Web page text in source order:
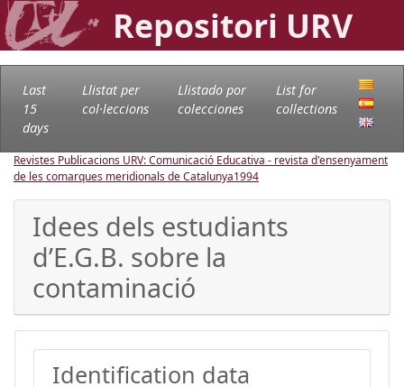
Repositori URV
Last
15
days
Llistat per
col·leccions
Llistado por
colecciones
List for
collections
Revistes Publicacions URV: Comunicació Educativa - revista d'ensenyament
de les comarques meridionals de Catalunya1994
Idees dels estudiants
d’E.G.B. sobre la
contaminació
Identification data